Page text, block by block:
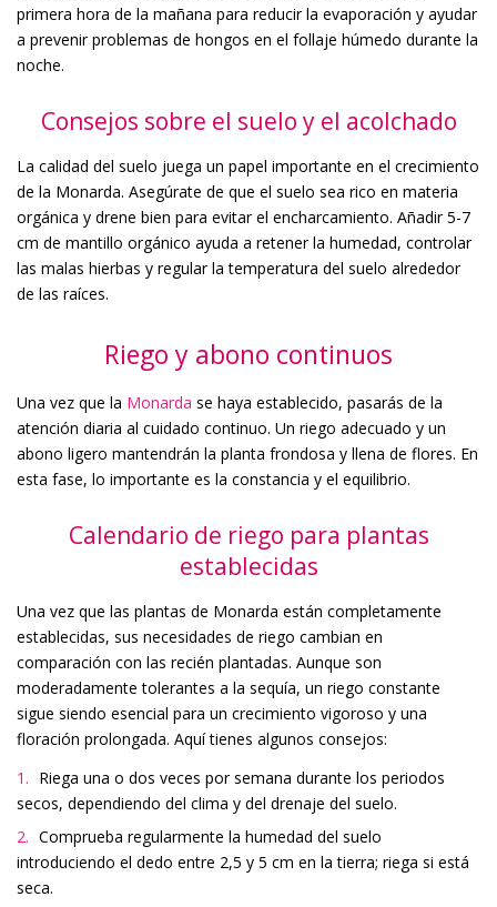
primera hora de la mañana para reducir la evaporación y ayudar
a prevenir problemas de hongos en el follaje húmedo durante la
noche.
Consejos sobre el suelo y el acolchado
La calidad del suelo juega un papel importante en el crecimiento
de la Monarda. Asegúrate de que el suelo sea rico en materia
orgánica y drene bien para evitar el encharcamiento. Añadir 5-7
cm de mantillo orgánico ayuda a retener la humedad, controlar
las malas hierbas y regular la temperatura del suelo alrededor
de las raíces.
Riego y abono continuos
Una vez que la Monarda se haya establecido, pasarás de la
atención diaria al cuidado continuo. Un riego adecuado y un
abono ligero mantendrán la planta frondosa y llena de flores. En
esta fase, lo importante es la constancia y el equilibrio.
Calendario de riego para plantas
establecidas
Una vez que las plantas de Monarda están completamente
establecidas, sus necesidades de riego cambian en
comparación con las recién plantadas. Aunque son
moderadamente tolerantes a la sequía, un riego constante
sigue siendo esencial para un crecimiento vigoroso y una
floración prolongada. Aquí tienes algunos consejos:
Riega una o dos veces por semana durante los periodos
secos, dependiendo del clima y del drenaje del suelo.
Comprueba regularmente la humedad del suelo
introduciendo el dedo entre 2,5 y 5 cm en la tierra; riega si está
seca.